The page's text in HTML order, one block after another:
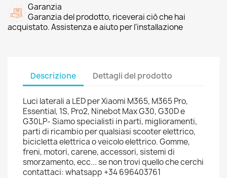
Garanzia
Garanzia del prodotto, riceverai ciò che hai
acquistato. Assistenza e aiuto per l'installazione
Descrizione Dettagli del prodotto
Luci laterali a LED per Xiaomi M365, M365 Pro,
Essential, 1S, Pro2, Ninebot Max G30, G30D e
G30LP- Siamo specialisti in parti, miglioramenti,
parti di ricambio per qualsiasi scooter elettrico,
bicicletta elettrica o veicolo elettrico. Gomme,
freni, motori, carene, accessori, sistemi di
smorzamento, ecc... se non trovi quello che cerchi
contattaci: whatsapp +34 696403761